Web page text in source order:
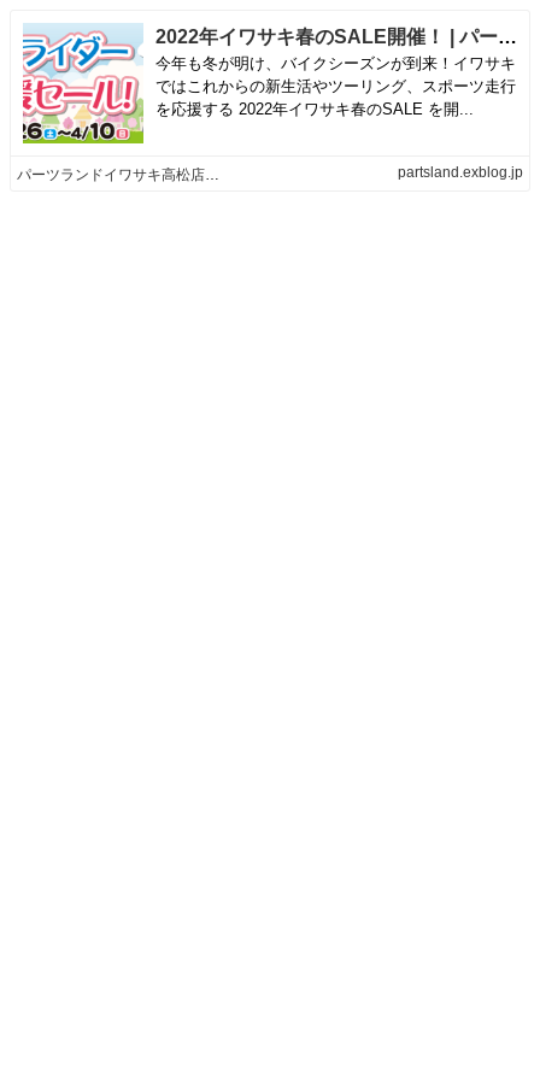
2022年イワサキ春のSALE開催！ | パーツランドイワサキ高松店&高知店&松山店
今年も冬が明け、バイクシーズンが到来！イワサキ
ではこれからの新生活やツーリング、スポーツ走行
を応援する 2022年イワサキ春のSALE を開...
パーツランドイワサキ高松店&高知店&松山店 partsland.exblog.jp